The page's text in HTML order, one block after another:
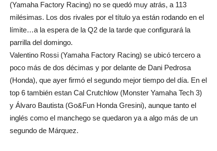
(Yamaha Factory Racing) no se quedó muy atrás, a 113
milésimas. Los dos rivales por el título ya están rodando en el
límite…a la espera de la Q2 de la tarde que configurará la
parrilla del domingo.
Valentino Rossi (Yamaha Factory Racing) se ubicó tercero a
poco más de dos décimas y por delante de Dani Pedrosa
(Honda), que ayer firmó el segundo mejor tiempo del día. En el
top 6 también estan Cal Crutchlow (Monster Yamaha Tech 3)
y Álvaro Bautista (Go&Fun Honda Gresini), aunque tanto el
inglés como el manchego se quedaron ya a algo más de un
segundo de Márquez.